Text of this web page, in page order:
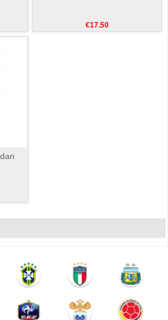
€17.50